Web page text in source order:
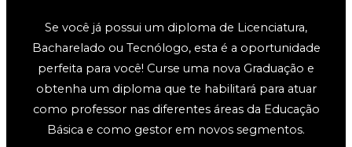
Se você já possui um diploma de Licenciatura,
Bacharelado ou Tecnólogo, esta é a oportunidade
perfeita para você! Curse uma nova Graduação e
obtenha um diploma que te habilitará para atuar
como professor nas diferentes áreas da Educação
Básica e como gestor em novos segmentos.